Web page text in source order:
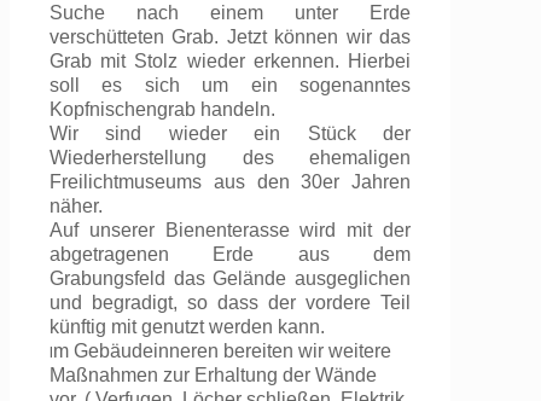
Suche nach einem unter Erde
verschütteten Grab. Jetzt können wir das
Grab mit Stolz wieder erkennen. Hierbei
soll es sich um ein sogenanntes
Kopfnischengrab handeln.
Wir sind wieder ein Stück der
Wiederherstellung des ehemaligen
Freilichtmuseums aus den 30er Jahren
näher.
Auf unserer Bienenterasse wird mit der
abgetragenen Erde aus dem
Grabungsfeld das Gelände ausgeglichen
und begradigt, so dass der vordere Teil
künftig mit genutzt werden kann.
Im Gebäudeinneren bereiten wir weitere
Maßnahmen zur Erhaltung der Wände